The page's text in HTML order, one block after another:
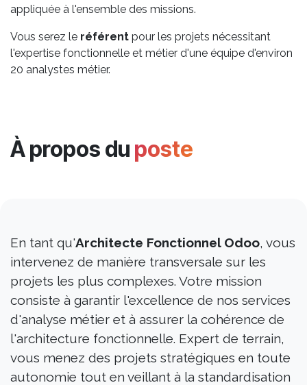
appliquée à l'ensemble des missions.
Vous serez le référent pour les projets nécessitant
l'expertise fonctionnelle et métier d'une équipe d'environ
20 analystes métier.
À propos du poste
En tant qu'Architecte Fonctionnel Odoo, vous
intervenez de manière transversale sur les
projets les plus complexes. Votre mission
consiste à garantir l'excellence de nos services
d'analyse métier et à assurer la cohérence de
l'architecture fonctionnelle. Expert de terrain,
vous menez des projets stratégiques en toute
autonomie tout en veillant à la standardisation